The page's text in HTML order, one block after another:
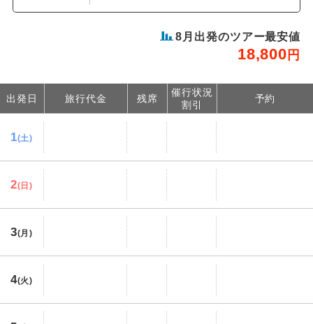
8 月出発のツアー最安値
18,800 円
出発日 旅行代金 残席
催行状況
割引
予約
1(土)
2(日)
3(月)
4(火)